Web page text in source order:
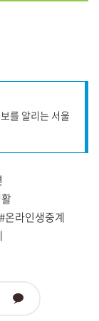
를 알리는 서울
#온라인생중계
카